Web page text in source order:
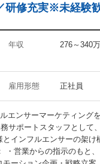
研修充実※未経験
年収 276～340
雇用形態 正社員
エンサーマーケティング
サポートスタッフとして
インフルエンサーの架け
営業からの指示のもと